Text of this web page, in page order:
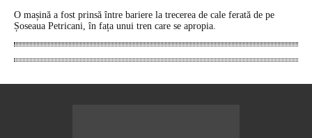
O mașină a fost prinsă între bariere la trecerea de cale ferată de pe
Șoseaua Petricani, în fața unui tren care se apropia.